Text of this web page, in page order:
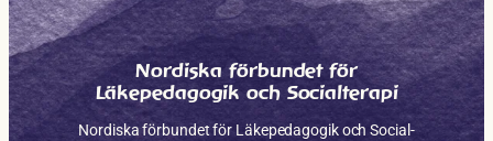
Nordiska förbundet för
Läkepedagogik och Socialterapi
Nordiska förbundet för Läkepe­dagogik och Social­